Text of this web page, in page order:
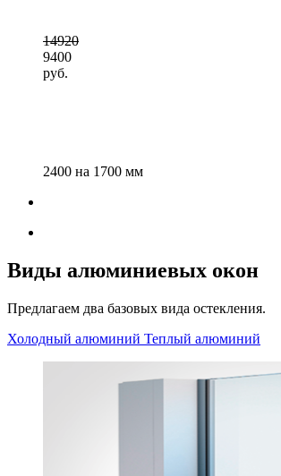
14920
9400
руб.
2400 на 1700 мм
Виды алюминиевых окон
Предлагаем два базовых вида остекления.
Холодный алюминий Теплый алюминий